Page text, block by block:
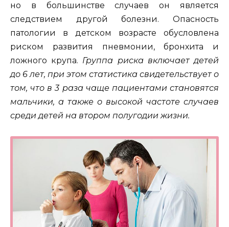
но в большинстве случаев он является
следствием другой болезни. Опасность
патологии в детском возрасте обусловлена
риском развития пневмонии, бронхита и
ложного крупа. Группа риска включает детей
до 6 лет, при этом статистика свидетельствует о
том, что в 3 раза чаще пациентами становятся
мальчики, а также о высокой частоте случаев
среди детей на втором полугодии жизни.